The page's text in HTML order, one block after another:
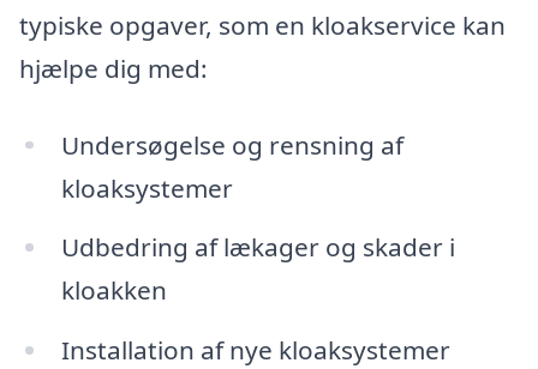
typiske opgaver, som en kloakservice kan
hjælpe dig med:
Undersøgelse og rensning af
kloaksystemer
Udbedring af lækager og skader i
kloakken
Installation af nye kloaksystemer